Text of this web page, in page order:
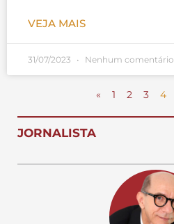
VEJA MAIS
31/07/2023 Nenhum comentário
« 1 2 3 4
JORNALISTA